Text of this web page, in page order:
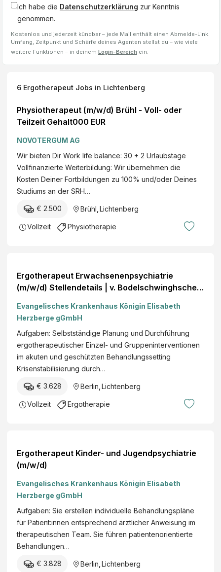
Ich habe die Datenschutzerklärung zur Kenntnis
genommen.
Kostenlos und jederzeit kündbar – jede Mail enthält einen Abmelde-Link.
Umfang, Zeitpunkt und Schärfe deines Agenten stellst du – wie viele
weitere Funktionen – in deinem Login-Bereich ein.
6 Ergotherapeut Jobs in Lichtenberg
Physiotherapeut (m/w/d) Brühl - Voll- oder
Teilzeit Gehalt000 EUR
NOVOTERGUM AG
Wir bieten Dir Work life balance: 30 + 2 Urlaubstage
Vollfinanzierte Weiterbildung: Wir übernehmen die
Kosten Deiner Fortbildungen zu 100% und/oder Deines
Studiums an der SRH…
€ 2.500 Brühl Lichtenberg
Vollzeit Physiotherapie
Ergotherapeut Erwachsenenpsychiatrie
(m/w/d) Stellendetails | v. Bodelschwinghsche
Evangelisches Krankenhaus Königin Elisabeth
Herzberge gGmbH
Aufgaben: Selbstständige Planung und Durchführung
ergotherapeutischer Einzel- und Gruppeninterventionen
im akuten und geschützten Behandlungssetting
Krisenstabilisierung durch…
€ 3.628 Berlin Lichtenberg
Vollzeit Ergotherapie
Ergotherapeut Kinder- und Jugendpsychiatrie
(m/w/d)
Evangelisches Krankenhaus Königin Elisabeth
Herzberge gGmbH
Aufgaben: Sie erstellen individuelle Behandlungspläne
für Patient:innen entsprechend ärztlicher Anweisung im
therapeutischen Team. Sie führen patientenorientierte
Behandlungen…
€ 3.828 Berlin,Lichtenberg